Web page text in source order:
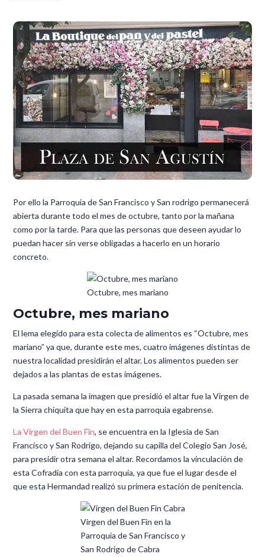
Por ello la Parroquia de San Francisco y San rodrigo permanecerá
abierta durante todo el mes de octubre, tanto por la mañana
como por la tarde. Para que las personas que deseen ayudar lo
puedan hacer sin verse obligadas a hacerlo en un horario
concreto.
Octubre, mes mariano
Octubre, mes mariano
El lema elegido para esta colecta de alimentos es “Octubre, mes
mariano” ya que, durante este mes, cuatro imágenes distintas de
nuestra localidad presidirán el altar. Los alimentos pueden ser
dejados a las plantas de estas imágenes.
La pasada semana la imagen que presidió el altar fue la Virgen de
la Sierra chiquita que hay en esta parroquia egabrense.
La Virgen del Buen Fin, se encuentra en la Iglesia de San
Francisco y San Rodrigo, dejando su capilla del Colegio San José,
para presidir otra semana el altar. Recordamos la vinculación de
esta Cofradía con esta parroquia, ya que fue el lugar desde el
que esta Hermandad realizó su primera estación de penitencia.
Virgen del Buen Fin en la
Parroquia de San Francisco y
San Rodrigo de Cabra